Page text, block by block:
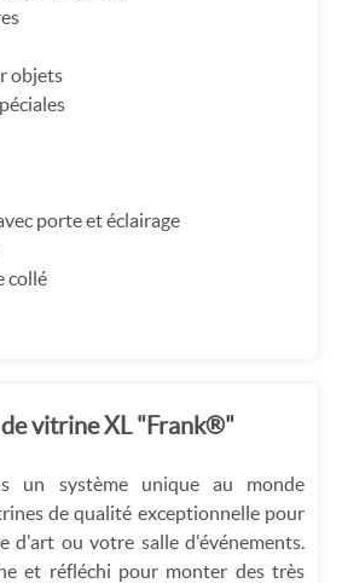
objets
porte et éclairage
collé
vitrine XL "Frank®"
un système unique au monde
de qualité exceptionnelle pour
d'art ou votre salle d'événements.
et réfléchi pour monter des très